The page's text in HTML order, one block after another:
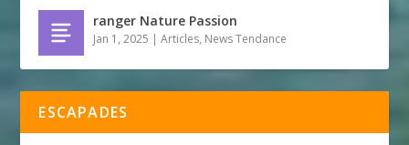
ranger Nature Passion
Jan 1, 2025 |Articles, News Tendance
ESCAPADES